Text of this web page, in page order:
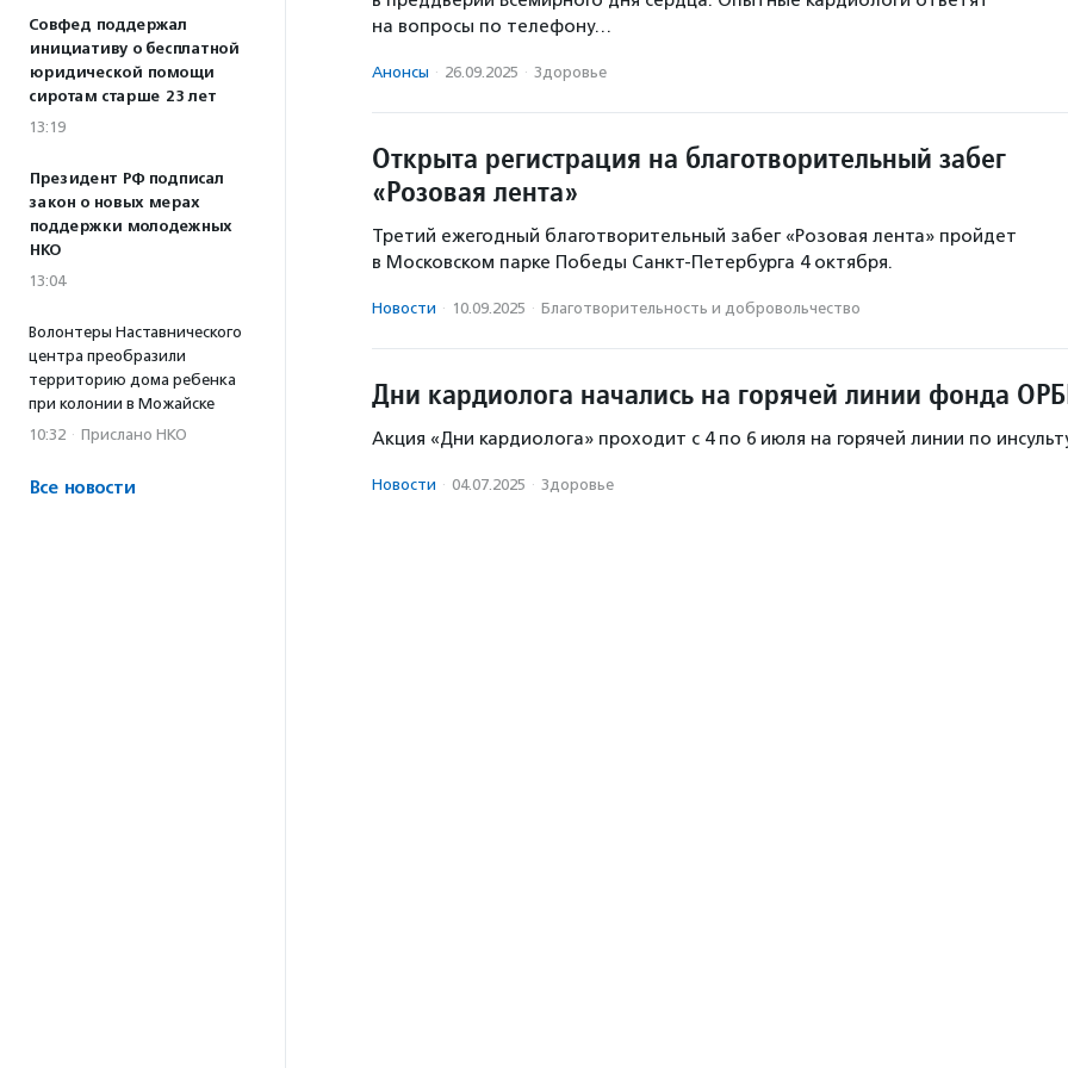
Совфед поддержал
инициативу о бесплатной
юридической помощи
сиротам старше 23 лет
13:19
Президент РФ подписал
закон о новых мерах
поддержки молодежных
НКО
13:04
Волонтеры Наставнического
центра преобразили
территорию дома ребенка
при колонии в Можайске
10:32 · Прислано НКО
Все новости
на вопросы по телефону…
Анонсы · 26.09.2025 · Здоровье
Открыта регистрация на благотворительный забег
«Розовая лента»
Третий ежегодный благотворительный забег «Розовая лента» пройдет
в Московском парке Победы Санкт-Петербурга 4 октября.
Новости · 10.09.2025 · Благотвори­тель­ность и доброволь­чест­во
Дни кардиолога начались на горячей линии фонда
Акция «Дни кардиолога» проходит с 4 по 6 июля на горячей линии по
Новости · 04.07.2025 · Здоровье